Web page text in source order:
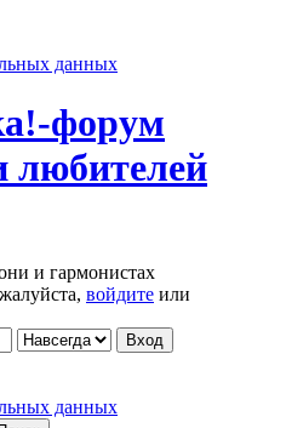
данных
форум
любителей
войдите или
данных